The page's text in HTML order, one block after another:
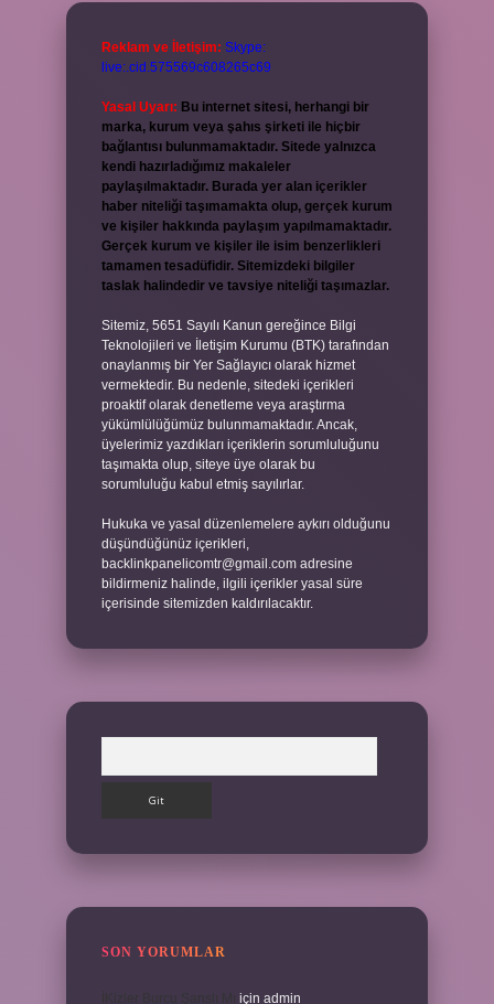
Reklam ve İletişim: Skype:
live:.cid.575569c608265c69
Yasal Uyarı: Bu internet sitesi, herhangi bir
marka, kurum veya şahıs şirketi ile hiçbir
bağlantısı bulunmamaktadır. Sitede yalnızca
kendi hazırladığımız makaleler
paylaşılmaktadır. Burada yer alan içerikler
haber niteliği taşımamakta olup, gerçek kurum
ve kişiler hakkında paylaşım yapılmamaktadır.
Gerçek kurum ve kişiler ile isim benzerlikleri
tamamen tesadüfidir. Sitemizdeki bilgiler
taslak halindedir ve tavsiye niteliği taşımazlar.
Sitemiz, 5651 Sayılı Kanun gereğince Bilgi
Teknolojileri ve İletişim Kurumu (BTK) tarafından
onaylanmış bir Yer Sağlayıcı olarak hizmet
vermektedir. Bu nedenle, sitedeki içerikleri
proaktif olarak denetleme veya araştırma
yükümlülüğümüz bulunmamaktadır. Ancak,
üyelerimiz yazdıkları içeriklerin sorumluluğunu
taşımakta olup, siteye üye olarak bu
sorumluluğu kabul etmiş sayılırlar.
Hukuka ve yasal düzenlemelere aykırı olduğunu
düşündüğünüz içerikleri,
backlinkpanelicomtr@gmail.com adresine
bildirmeniz halinde, ilgili içerikler yasal süre
içerisinde sitemizden kaldırılacaktır.
SON YORUMLAR
için admin